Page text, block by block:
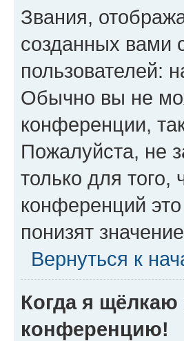
Звания,
созданных вами
пользователей:
Обычно вы не
конференции,
Пожалуйста, не
только для
конференций
понизят
Вернуться к
Когда я щёлкаю
конференцию!